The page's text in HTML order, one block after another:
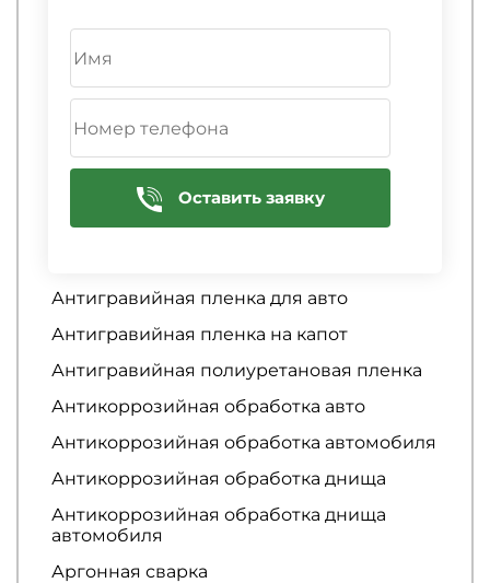
автомобиля
Антигравийная защита порогов
автомобиля
Антигравийная оклейка
Антигравийная оклейка арок
Антигравийная пленка
Антигравийная пленка для авто
Антигравийная пленка на капот
Антигравийная полиуретановая пленка
Антикоррозийная обработка авто
Антикоррозийная обработка автомобиля
Антикоррозийная обработка днища
Антикоррозийная обработка днища
автомобиля
Аргонная сварка
Оставить заявку